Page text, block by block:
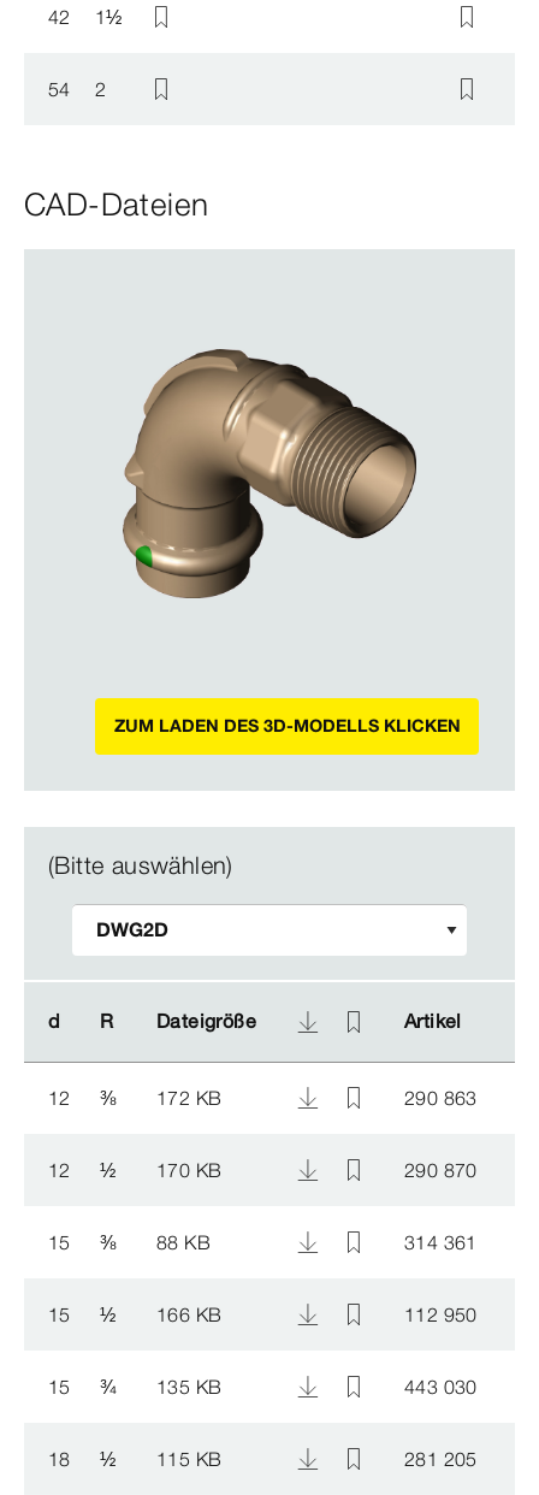
42 1½
54 2
CAD-Dateien
ZUM LADEN DES 3D-MODELLS KLICKEN
(Bitte auswählen)
d R Dateigröße Artikel
d R Dateigröße Artikel
12 ⅜ 172 KB 290 863
12 ½ 170 KB 290 870
15 ⅜ 88 KB 314 361
15 ½ 166 KB 112 950
15 ¾ 135 KB 443 030
18 ½ 115 KB 281 205